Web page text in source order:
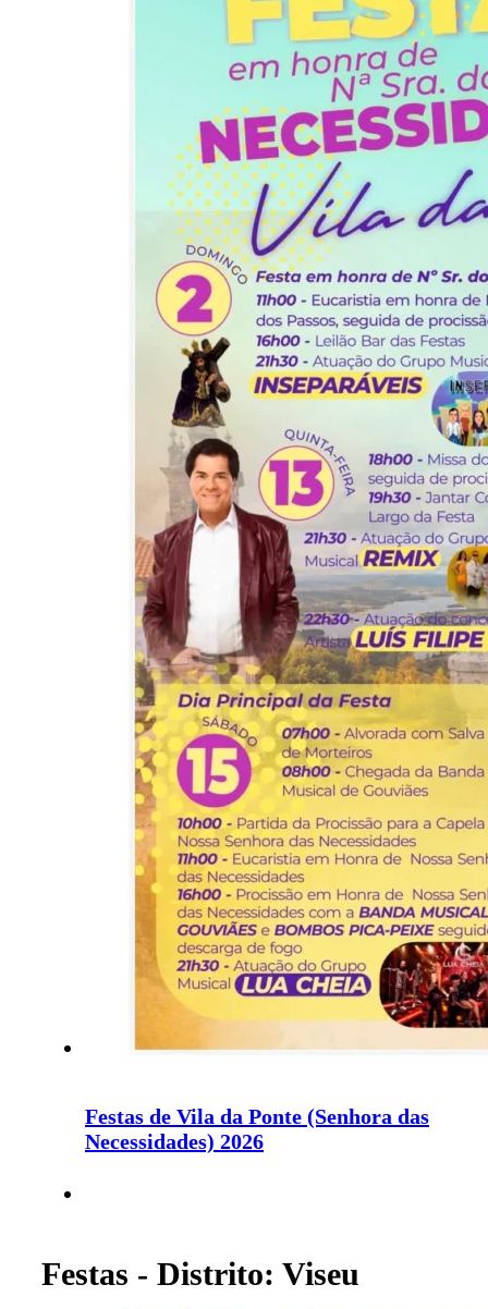
Festas de Vila da Ponte (Senhora das
Necessidades) 2026
Festas - Distrito: Viseu